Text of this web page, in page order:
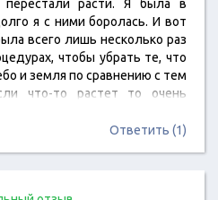
расти. Я была в
я с ними боролась. И вот
всего лишь несколько раз
чтобы убрать те, что
и земля по сравнению с тем
что-то растет то очень
Ответить (1)